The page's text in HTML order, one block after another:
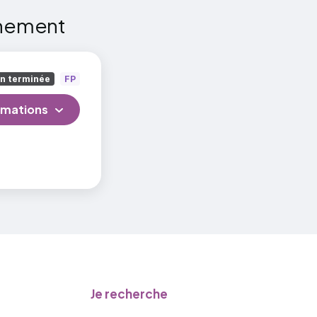
terminée FP
Je recherche